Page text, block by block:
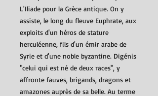
L'Iliade pour la Grèce antique. On y
assiste, le long du fleuve Euphrate, aux
exploits d'un héros de stature
herculéenne, fils d'un émir arabe de
Syrie et d'une noble byzantine. Digénis
"celui qui est né de deux races", y
affronte fauves, brigands, dragons et
amazones auprès de sa belle. Au terme